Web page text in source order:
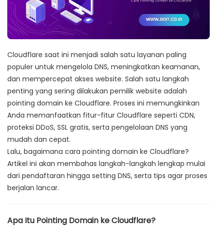
Cloudflare saat ini menjadi salah satu layanan paling
populer untuk mengelola DNS, meningkatkan keamanan,
dan mempercepat akses website. Salah satu langkah
penting yang sering dilakukan pemilik website adalah
pointing domain ke Cloudflare. Proses ini memungkinkan
Anda memanfaatkan fitur-fitur Cloudflare seperti CDN,
proteksi DDoS, SSL gratis, serta pengelolaan DNS yang
mudah dan cepat.
Lalu, bagaimana cara pointing domain ke Cloudflare?
Artikel ini akan membahas langkah-langkah lengkap mulai
dari pendaftaran hingga setting DNS, serta tips agar proses
berjalan lancar.
Apa Itu Pointing Domain ke Cloudflare?